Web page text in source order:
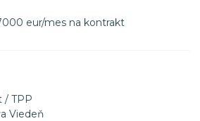
eur/mes na kontrakt
/ TPP
Viedeň